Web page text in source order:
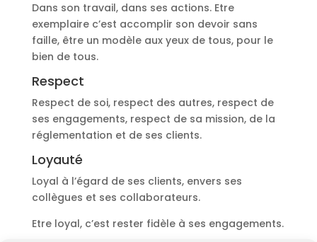
Dans son travail, dans ses actions. Etre
exemplaire c’est accomplir son devoir sans
faille, être un modèle aux yeux de tous, pour le
bien de tous.
Respect
Respect de soi, respect des autres, respect de
ses engagements, respect de sa mission, de la
réglementation et de ses clients.
Loyauté
Loyal à l’égard de ses clients, envers ses
collègues et ses collaborateurs.
Etre loyal, c’est rester fidèle à ses engagements.